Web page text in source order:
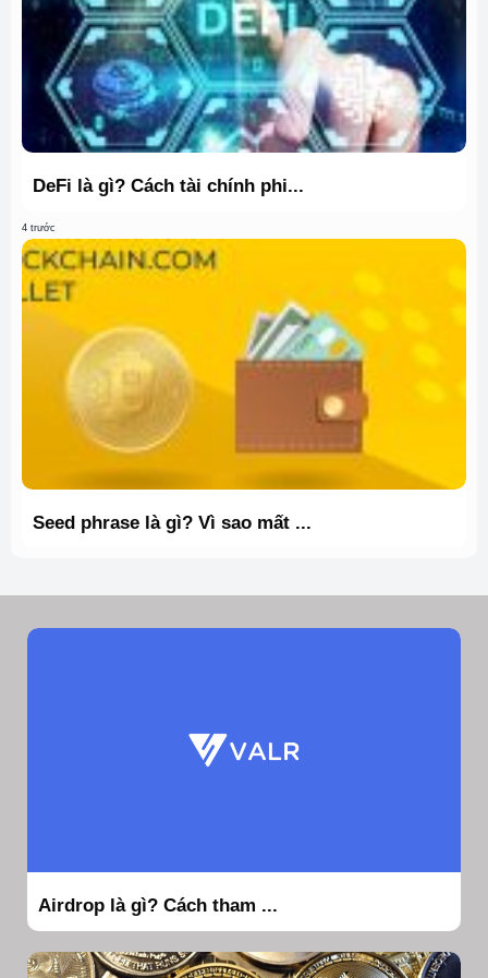
DeFi là gì? Cách tài chính phi...
4 trước
Seed phrase là gì? Vì sao mất ...
Airdrop là gì? Cách tham ...